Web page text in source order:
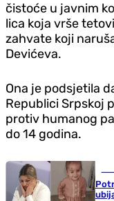
čistoće u javnim
lica koja vrše
zahvate koji
Devićeva.
Ona je podsjetila
Republici Srpskoj
protiv humanog
do 14 godina.